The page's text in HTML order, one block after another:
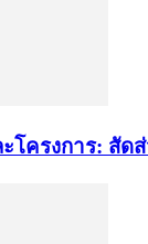
โครงการ: สั